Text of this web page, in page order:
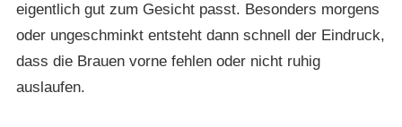
eigentlich gut zum Gesicht passt. Besonders morgens
oder ungeschminkt entsteht dann schnell der Eindruck,
dass die Brauen vorne fehlen oder nicht ruhig
auslaufen.